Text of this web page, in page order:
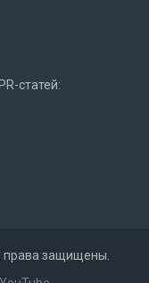
статей:
права защищены.